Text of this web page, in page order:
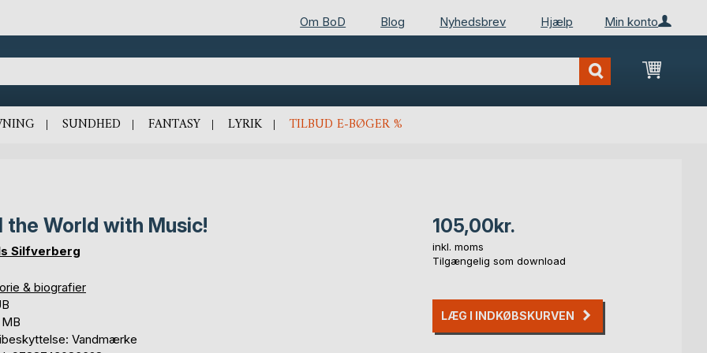
Min konto
Om BoD Blog Nyhedsbrev Hjælp
Min
SUNDHED FANTASY LYRIK TILBUD E-BØGER %
the World with Music!
Silfverberg
& biografier
MB
Vandmærke
105,00kr.
inkl. moms
Tilgængelig som download
LÆG I INDKØBSKURVEN